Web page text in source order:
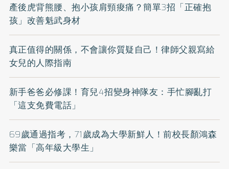
產後虎背熊腰、抱小孩肩頸痠痛？簡單3招「正確抱
孩」改善魁武身材
真正值得的關係，不會讓你質疑自己！律師父親寫給
女兒的人際指南
新手爸爸必修課！育兒4招變身神隊友：手忙腳亂打
「這支免費電話」
69歲通過指考，71歲成為大學新鮮人！前校長顏鴻森
樂當「高年級大學生」